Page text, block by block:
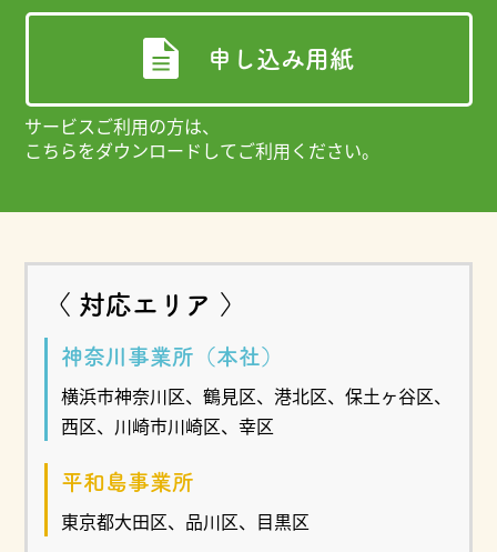
申し込み用紙
サービスご利用の方は、
こちらをダウンロードしてご利用ください。
〈 対応エリア 〉
神奈川事業所（本社）
横浜市神奈川区、鶴見区、港北区、保土ヶ谷区、
西区、川崎市川崎区、幸区
平和島事業所
東京都大田区、品川区、目黒区